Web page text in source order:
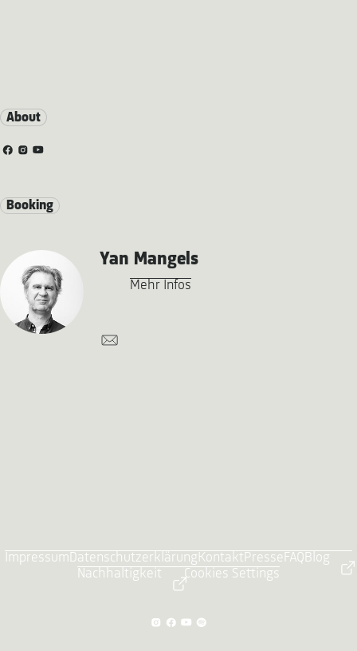
About
Booking
Yan Mangels
Mehr Infos
ImpressumDatenschutzerklärungKontaktPresse FAQBlog
Nachhaltigkeit
Cookies Settings